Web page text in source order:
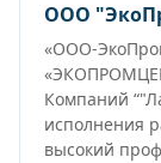
ООО
«ООО-
Компаний
исполнения
высокий